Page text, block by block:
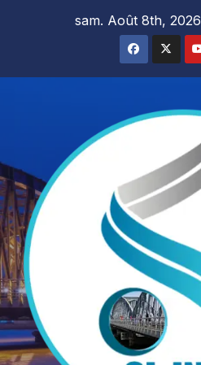
sam. Août 8th, 2026